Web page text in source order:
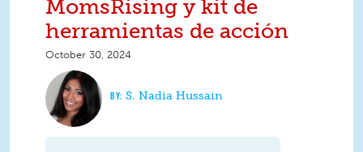
MomsRising y kit de
herramientas de acción
October 30, 2024
S. Nadia Hussain